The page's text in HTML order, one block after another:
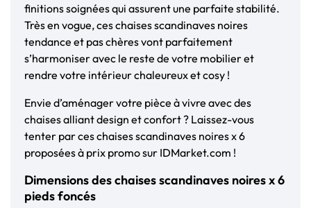
finitions soignées qui assurent une parfaite stabilité.
Très en vogue, ces chaises scandinaves noires
tendance et pas chères vont parfaitement
s’harmoniser avec le reste de votre mobilier et
rendre votre intérieur chaleureux et cosy !
Envie d’aménager votre pièce à vivre avec des
chaises alliant design et confort ? Laissez-vous
tenter par ces chaises scandinaves noires x 6
proposées à prix promo sur IDMarket.com !
Dimensions des chaises scandinaves noires x 6
pieds foncés